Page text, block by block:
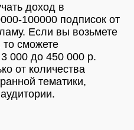
доход в
100000 подписок от
Если вы возьмете
сможете
000 до 450 000 р.
от количества
тематики,